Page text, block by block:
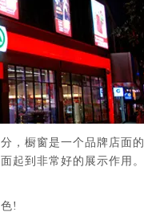
，橱窗是一个品牌店面
起到非常好的展示作用。
!